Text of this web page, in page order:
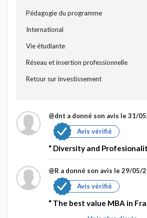
Pédagogie du programme
International
Vie étudiante
Réseau et insertion professionnelle
Retour sur investissement
@dnt a donné son avis le 31/
Avis vérifié
Diversity and
@R a donné son avis le 29/05/
Avis vérifié
The best value MBA in